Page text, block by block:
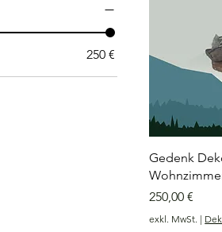
250 €
Gedenk
Preis
250,00 €
exkl. MwSt. |